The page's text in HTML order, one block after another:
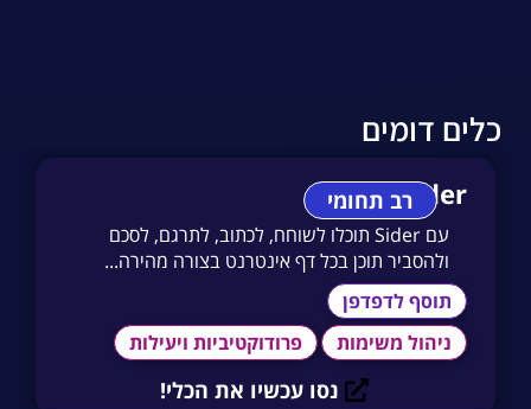
כלים דומים
רב תחומיSider
עם Sider תוכלו לשוחח, לכתוב, לתרגם, לסכם
ולהסביר תוכן בכל דף אינטרנט בצורה מהירה...
תוסף לדפדפן
ניהול משימות
פרודוקטיביות ויעילות
נסו עכשיו את הכלי!